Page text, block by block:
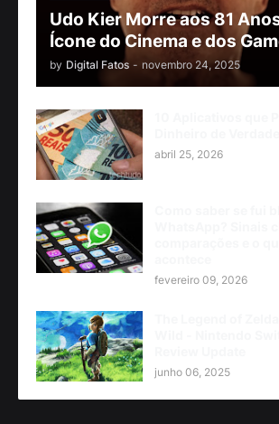
Udo Kier Morre aos 81
Ícone do Cinema e dos
by Digital Fatos - novembro 24, 2025
abril 25, 2026
fevereiro 09, 2026
junho 06, 2025